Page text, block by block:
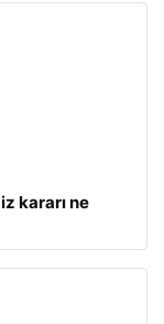
kararı ne